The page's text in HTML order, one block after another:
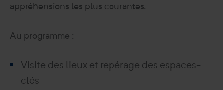
appréhensions les plus courantes.
Au programme :
Visite des lieux et repérage des espaces-
clés